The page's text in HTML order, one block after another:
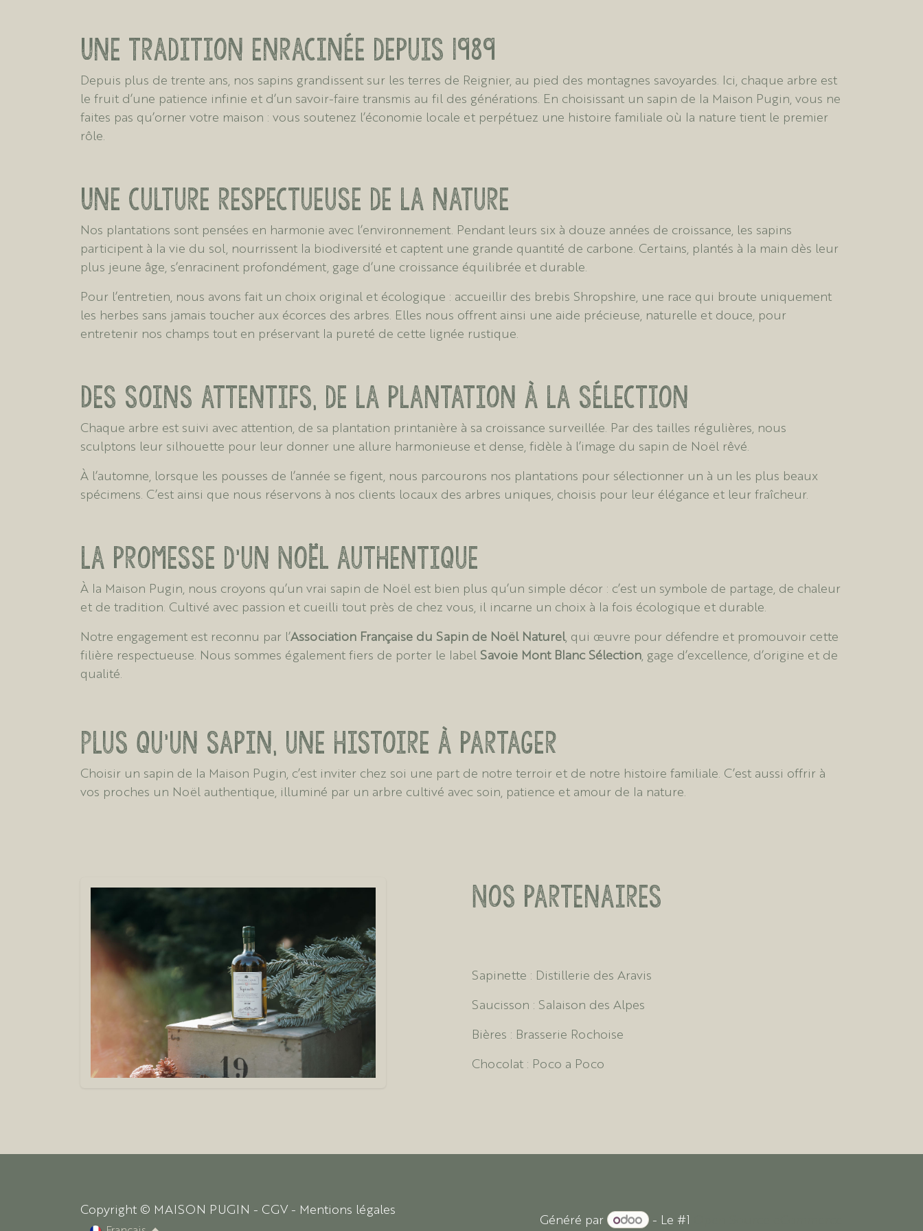
Une tradition enracinée depuis 1989
Depuis plus de trente ans, nos sapins grandissent sur les terres de Reignier, au pied des montagnes savoyardes. Ici, chaque arbre est
le fruit d’une patience infinie et d’un savoir-faire transmis au fil des générations. En choisissant un sapin de la Maison Pugin, vous ne
faites pas qu’orner votre maison : vous soutenez l’économie locale et perpétuez une histoire familiale où la nature tient le premier
rôle.
Une culture respectueuse de la nature
Nos plantations sont pensées en harmonie avec l’environnement. Pendant leurs six à douze années de croissance, les sapins
participent à la vie du sol, nourrissent la biodiversité et captent une grande quantité de carbone. Certains, plantés à la main dès leur
plus jeune âge, s’enracinent profondément, gage d’une croissance équilibrée et durable.
Pour l’entretien, nous avons fait un choix original et écologique : accueillir des brebis Shropshire, une race qui broute uniquement
les herbes sans jamais toucher aux écorces des arbres. Elles nous offrent ainsi une aide précieuse, naturelle et douce, pour
entretenir nos champs tout en préservant la pureté de cette lignée rustique.
Des soins attentifs, de la plantation à la sélection
Chaque arbre est suivi avec attention, de sa plantation printanière à sa croissance surveillée. Par des tailles régulières, nous
sculptons leur silhouette pour leur donner une allure harmonieuse et dense, fidèle à l’image du sapin de Noël rêvé.
À l’automne, lorsque les pousses de l’année se figent, nous parcourons nos plantations pour sélectionner un à un les plus beaux
spécimens. C’est ainsi que nous réservons à nos clients locaux des arbres uniques, choisis pour leur élégance et leur fraîcheur.
La promesse d’un Noël authentique
À la Maison Pugin, nous croyons qu’un vrai sapin de Noël est bien plus qu’un simple décor : c’est un symbole de partage, de chaleur
et de tradition. Cultivé avec passion et cueilli tout près de chez vous, il incarne un choix à la fois écologique et durable.
Notre engagement est reconnu par l’Association Française du Sapin de Noël Naturel, qui œuvre pour défendre et promouvoir cette
filière respectueuse. Nous sommes également fiers de porter le label Savoie Mont Blanc Sélection , gage d’excellence, d’origine et de
qualité.
Plus qu’un sapin, une histoire à partager
Choisir un sapin de la Maison Pugin, c’est inviter chez soi une part de notre terroir et de notre histoire familiale. C’est aussi offrir à
vos proches un Noël authentique, illuminé par un arbre cultivé avec soin, patience et amour de la nature.
Nos partenaires
Sapinette : Distillerie des Aravis
Saucisson : Salaison des Alpes
Bières : Brasserie Rochoise
Chocolat : Poco a Poco
Copyright © MAISON PUGIN - CGV - Mentions légales
Généré par - Le #1